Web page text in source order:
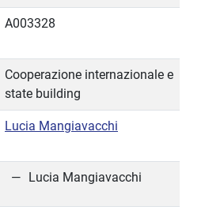
A003328
Cooperazione internazionale e
state building
Lucia Mangiavacchi
Lucia Mangiavacchi